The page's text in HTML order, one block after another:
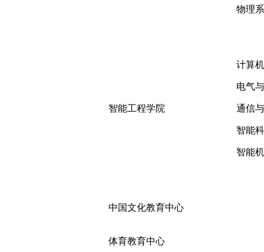
物理系
智能工程学院
计算
电气
通信
智能
智能
中国文化教育中心
体育教育中心